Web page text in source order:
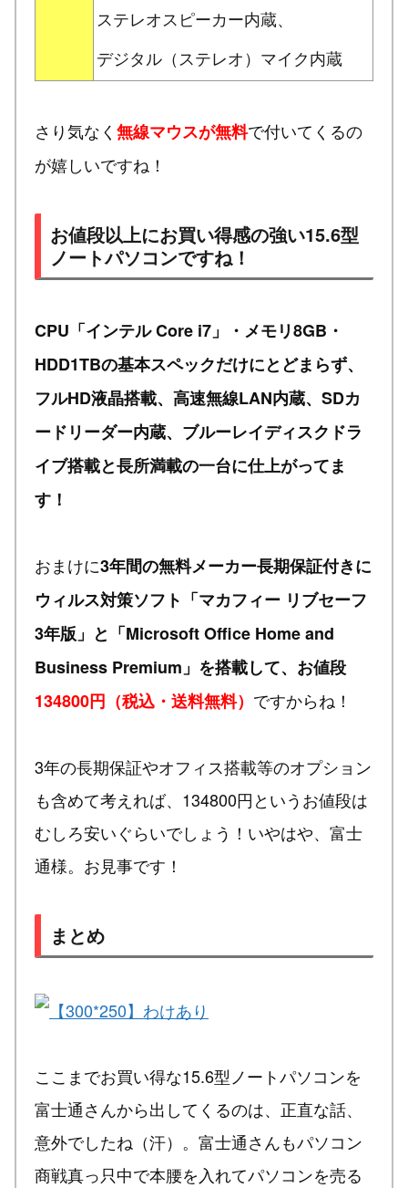
ステレオスピーカー内蔵、
デジタル（ステレオ）マイク内蔵
さり気なく 無線マウスが無料で付いてくるの
が嬉しいですね！
お値段以上にお買い得感の強い15.6型
ノートパソコンですね！
CPU「インテル Core i7」・メモリ8GB・
HDD1TBの基本スペックだけにとどまらず、
フルHD液晶搭載、高速無線LAN内蔵、SDカ
ードリーダー内蔵、ブルーレイディスクドラ
イブ搭載と長所満載の一台に仕上がってま
す！
おまけに3年間の無料メーカー長期保証付きに
ウィルス対策ソフト「マカフィー リブセーフ
3年版」と「Microsoft Office Home and
Business Premium」を搭載して、お値段
134800円（税込・送料無料） ですからね！
3年の長期保証やオフィス搭載等のオプション
も含めて考えれば、134800円というお値段は
むしろ安いぐらいでしょう！いやはや、富士
通様。お見事です！
まとめ
ここまでお買い得な15.6型ノートパソコンを
富士通さんから出してくるのは、正直な話、
意外でしたね（汗）。富士通さんもパソコン
商戦真っ只中で本腰を入れてパソコンを売る